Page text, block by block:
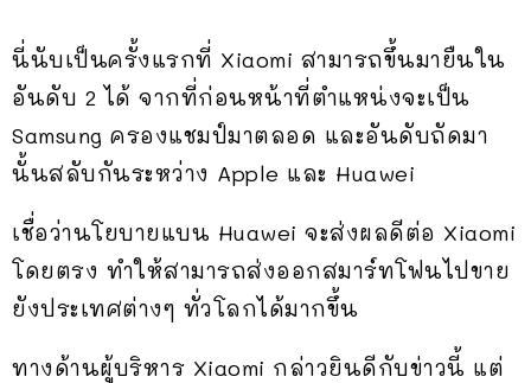
นี่นับเป็นครั้งแรกที่ Xiaomi สามารถขึ้นมายืนใน
อันดับ 2 ได้ จากที่ก่อนหน้าที่ตำแหน่งจะเป็น
Samsung ครองแชมป์มาตลอด และอันดับถัดมา
นั้นสลับกันระหว่าง Apple และ Huawei
เชื่อว่านโยบายแบน Huawei จะส่งผลดีต่อ Xiaomi
โดยตรง ทำให้สามารถส่งออกสมาร์ทโฟนไปขาย
ยังประเทศต่างๆ ทั่วโลกได้มากขึ้น
ทางด้านผู้บริหาร Xiaomi กล่าวยินดีกับข่าวนี้ แต่